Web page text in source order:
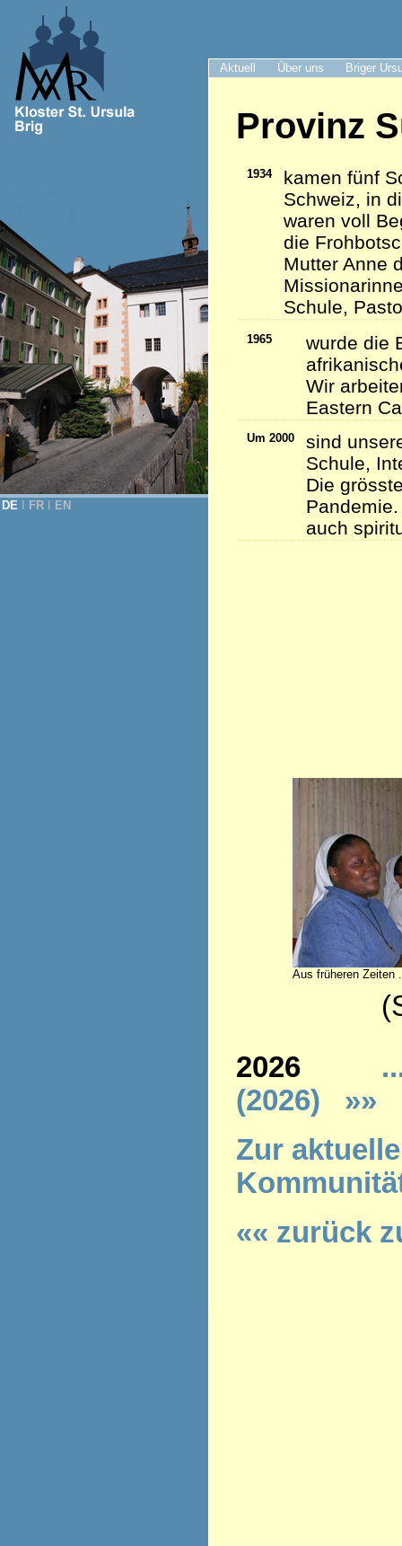
Aktuell Über uns Briger
DE FR EN
Provinz
1934
kamen fünf
Schweiz, in
waren voll
die
Mutter Anne
Schule,
1965
wurde die
Wir
Eastern
Um 2000
sind
Schule,
Die
auch
Aus früheren Zeiten
(Stand
2026
(2026)
»»
Zur
«« zurück